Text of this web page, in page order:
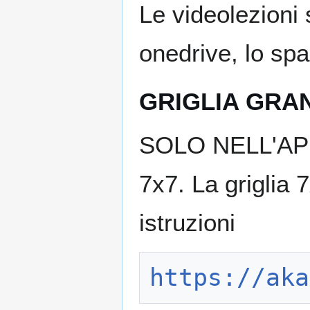
Le videolezioni
onedrive, lo
GRIGLIA
SOLO
7x7. La griglia
istruzioni
https://